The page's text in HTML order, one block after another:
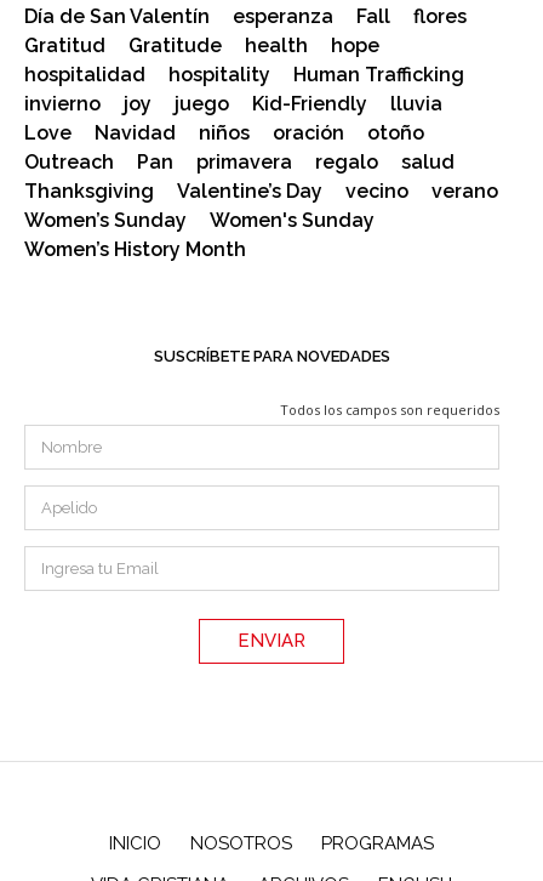
Día de San Valentín
esperanza Fall
flores
Gratitud
Gratitude health
hope
hospitalidad
hospitality
Human Trafficking
invierno
joy juego Kid-Friendly
lluvia
Love
Navidad niños oración
otoño
Outreach
Pan primavera regalo
salud
Thanksgiving
Valentine’s Day vecino
verano
Women’s Sunday
Women's Sunday
Women’s History Month
SUSCRÍBETE PARA NOVEDADES
Todos los campos son requeridos
INICIO NOSOTROS
PROGRAMAS